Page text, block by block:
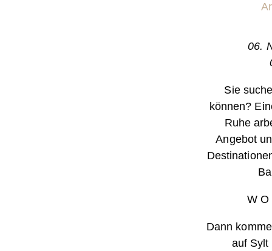
06.
Sie
können?
Ruhe
Angebot
W O
Dann
auf Sylt